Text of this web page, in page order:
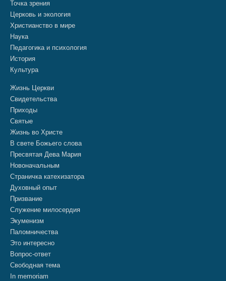
Точка зрения
Церковь и экология
Христианство в мире
Наука
Педагогика и психология
История
Культура
Жизнь Церкви
Свидетельства
Приходы
Святые
Жизнь во Христе
В свете Божьего слова
Пресвятая Дева Мария
Новоначальным
Страничка катехизатора
Духовный опыт
Призвание
Служение милосердия
Экуменизм
Паломничества
Это интересно
Вопрос-ответ
Свободная тема
In memoriam